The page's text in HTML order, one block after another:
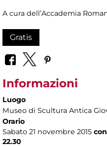
A cura dell’Accademia
Gratis
Informazioni
Luogo
Museo di Scultura Antica
Orario
Sabato 21 novembre 2015
22.30